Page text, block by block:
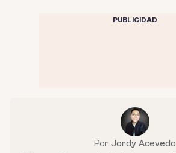
PUBLICIDAD
Por Jordy Acevedo